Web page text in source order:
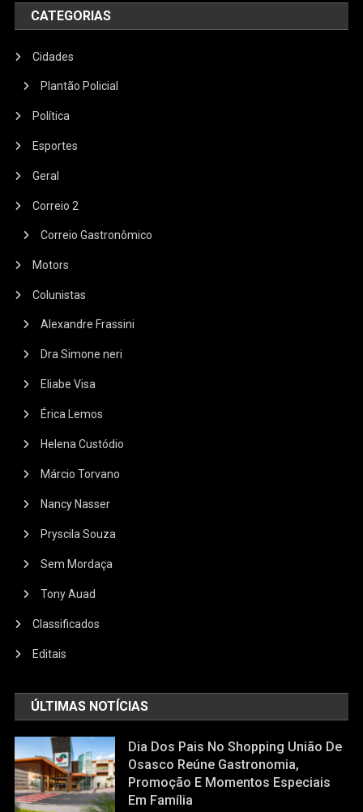
CATEGORIAS
Cidades
Plantão Policial
Política
Esportes
Geral
Correio 2
Correio Gastronômico
Motors
Colunistas
Alexandre Frassini
Dra Simone neri
Eliabe Visa
Érica Lemos
Helena Custódio
Márcio Torvano
Nancy Nasser
Pryscila Souza
Sem Mordaça
Tony Auad
Classificados
Editais
ÚLTIMAS NOTÍCIAS
Dia Dos Pais No Shopping União De
Osasco Reúne Gastronomia,
Promoção E Momentos Especiais
Em Família